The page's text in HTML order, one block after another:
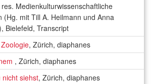
Medienkulturwissenschaftliche
(Hg. mit Till A. Heilmann und Anna
Bielefeld, Transcript
, Zürich, diaphanes
, Zürich, diaphanes
nicht siehst, Zürich, diaphanes